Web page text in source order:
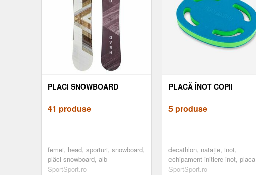
PLACI SNOWBOARD
41 produse
femei, head, sporturi, snowboard,
plăci snowboard, alb
SportSport.ro
PLACĂ ÎNOT COPII
5 produse
decathlon, nataţie, inot,
echipament initiere inot, placa
inot copii
SportSport.ro